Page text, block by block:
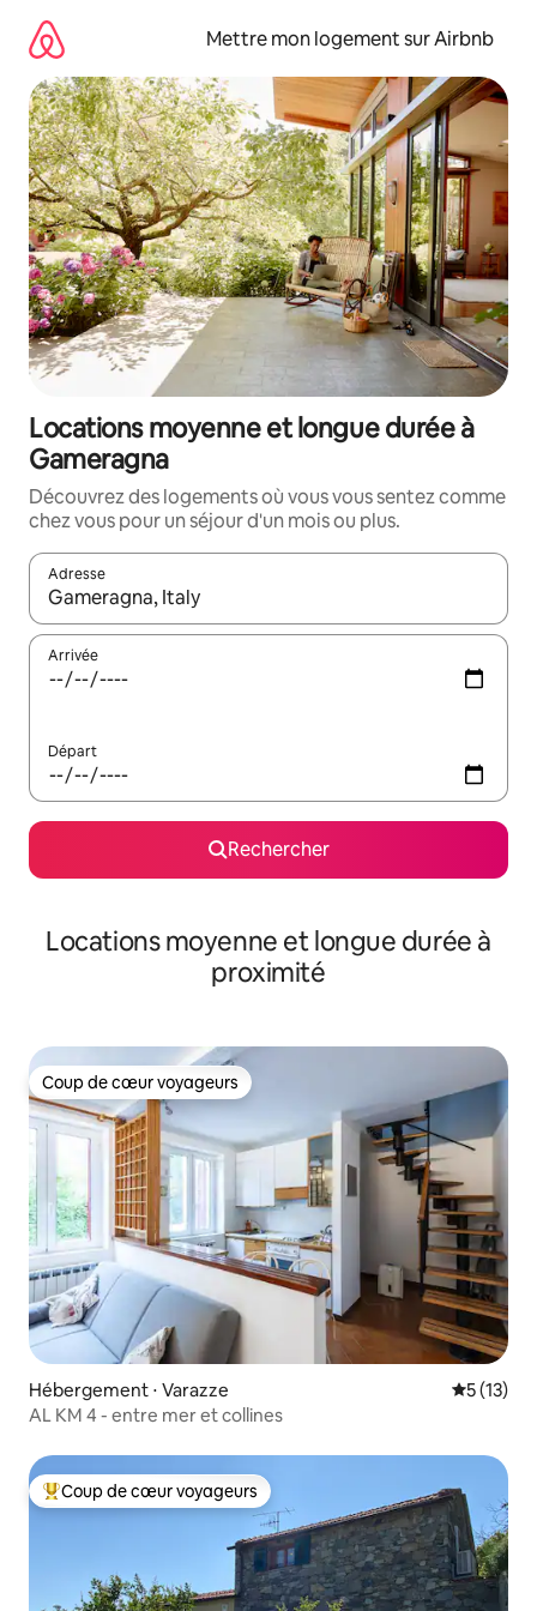
directement
contenu
Mettre mon logement sur Airbnb
Locations moyenne et longue durée à
Gameragna
Découvrez des logements où vous vous sentez comme
chez vous pour un séjour d'un mois ou plus.
Adresse
Lorsque les résultats s'affichent, utilisez les flèches vers le
Arrivée
Départ
Rechercher
Locations moyenne et longue durée à
proximité
Coup de cœur voyageurs
Coup de cœur voyageurs
Hébergement ⋅ Varazze
5 (13)
AL KM 4 - entre mer et collines
Coups de cœur voyageurs les plus appréciés
Coup de cœur voyageurs